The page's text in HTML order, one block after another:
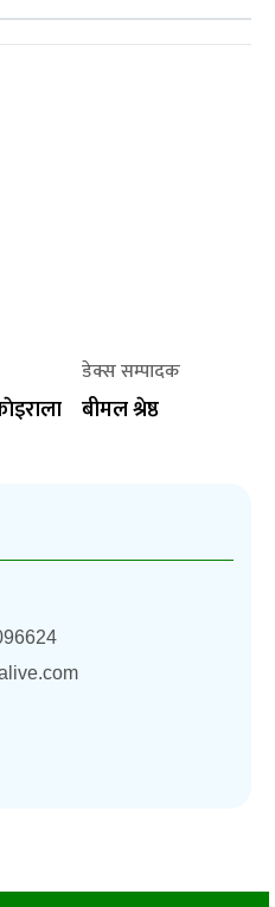
डेक्स सम्पादक
बीमल श्रेष्ठ